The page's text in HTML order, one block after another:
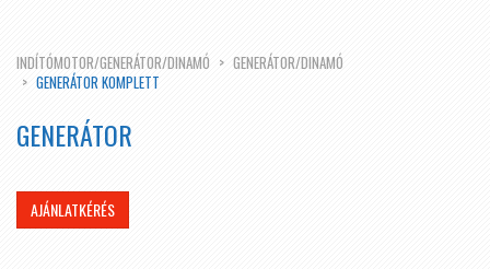
INDÍTÓMOTOR/GENERÁTOR/DINAMÓ
GENERÁTOR/DINAMÓ
GENERÁTOR KOMPLETT
GENERÁTOR
AJÁNLATKÉRÉS